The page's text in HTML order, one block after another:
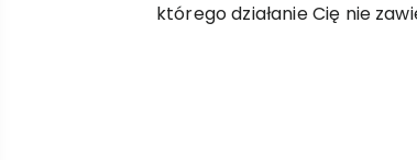
którego działanie Cię nie